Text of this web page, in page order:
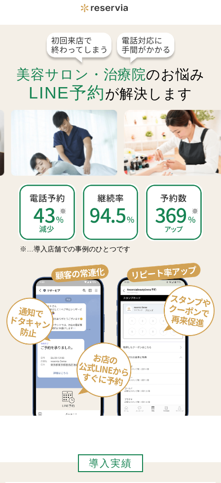
美容サロン・治療院のお悩み
LINE予約が解決します
※…導入店舗での事例のひとつです
導入実績